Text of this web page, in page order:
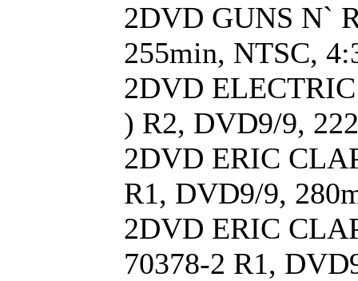
2DVD GUNS N`
255min, NTSC,
2DVD
) R2, DVD9/9,
2DVD ERIC
R1, DVD9/9,
2DVD ERIC
70378-2 R1,